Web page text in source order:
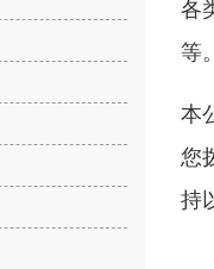
各
等
本
您
持